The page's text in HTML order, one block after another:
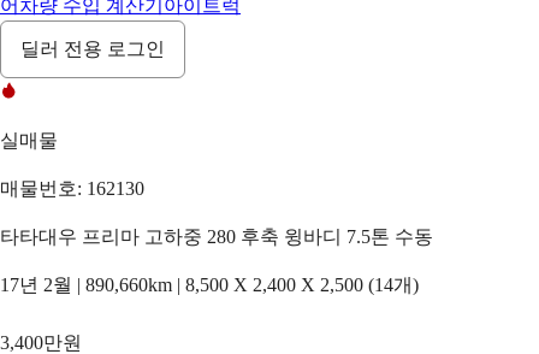
어 차량 수입 계산기 아이트럭
딜러 전용 로그인
실매물
매물번호: 162130
타타대우 프리마 고하중 280 후축 윙바디 7.5톤 수동
17년 2월 | 890,660km | 8,500 X 2,400 X 2,500 (14개)
3,400만원